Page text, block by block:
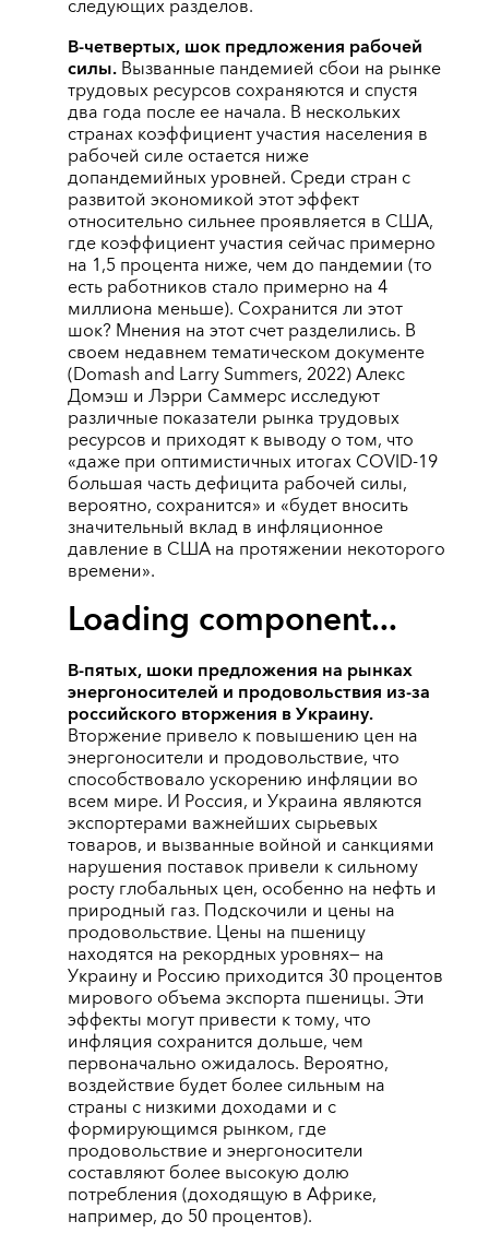
следующих разделов.
В-четвертых, шок предложения рабочей
силы.Вызванные пандемией сбои на рынке
трудовых ресурсов сохраняются и спустя
два года после ее начала. В нескольких
странах коэффициент участия населения в
рабочей силе остается ниже
допандемийных уровней. Среди стран с
развитой экономикой этот эффект
относительно сильнее проявляется в США,
где коэффициент участия сейчас примерно
на 1,5 процента ниже, чем до пандемии (то
есть работников стало примерно на 4
миллиона меньше). Сохранится ли этот
шок? Мнения на этот счет разделились. В
своем недавнем тематическом документе
(Domash and Larry Summers, 2022) Алекс
Домэш и Лэрри Саммерс исследуют
различные показатели рынка трудовых
ресурсов и приходят к выводу о том, что
«даже при оптимистичных итогах COVID-19
большая часть дефицита рабочей силы,
вероятно, сохранится» и «будет вносить
значительный вклад в инфляционное
давление в США на протяжении некоторого
времени».
Loading component...
В-пятых,шоки предложения на рынках
энергоносителей и продовольствия из-за
российского вторжения в Украину.
Вторжение привело к повышению цен на
энергоносители и продовольствие, что
способствовало ускорению инфляции во
всем мире. И Россия, и Украина являются
экспортерами важнейших сырьевых
товаров, и вызванные войной и санкциями
нарушения поставок привели к сильному
росту глобальных цен, особенно на нефть и
природный газ. Подскочили и цены на
продовольствие. Цены на пшеницу
находятся на рекордных уровнях— на
Украину и Россию приходится 30 процентов
мирового объема экспорта пшеницы. Эти
эффекты могут привести к тому, что
инфляция сохранится дольше, чем
первоначально ожидалось. Вероятно,
воздействие будет более сильным на
страны с низкими доходами и с
формирующимся рынком, где
продовольствие и энергоносители
составляют более высокую долю
потребления (доходящую в Африке,
например, до 50 процентов).